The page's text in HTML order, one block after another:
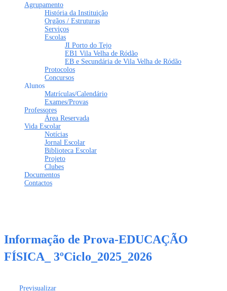
Agrupamento
História da Instituição
Orgãos / Estruturas
Serviços
Escolas
JI Porto do Tejo
EB1 Vila Velha de Ródão
EB e Secundária de Vila Velha de Ródão
Protocolos
Concursos
Alunos
Matrículas/Calendário
Exames/Provas
Professores
Área Reservada
Vida Escolar
Notícias
Jornal Escolar
Biblioteca Escolar
Projeto
Clubes
Documentos
Contactos
Informação de Prova-EDUCAÇÃO
FÍSICA_ 3ºCiclo_2025_2026
Previsualizar